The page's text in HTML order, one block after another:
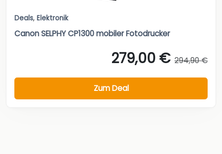
Deals, Elektronik
Canon SELPHY CP1300 mobiler Fotodrucker
279,00 € 294,90 €
Zum Deal